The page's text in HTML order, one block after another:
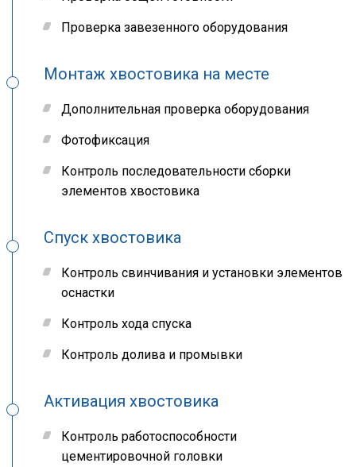
Проверка завезенного оборудования
Монтаж хвостовика на месте
Дополнительная проверка оборудования
Фотофиксация
Контроль последовательности сборки
элементов хвостовика
Спуск хвостовика
Контроль свинчивания и установки элементов
оснастки
Контроль хода спуска
Контроль долива и промывки
Активация хвостовика
Контроль работоспособности
цементировочной головки